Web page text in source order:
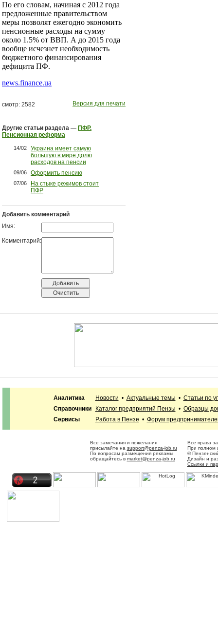
По его словам, начиная с 2012 года
предложенные правительством
меры позволят ежегодно экономить
пенсионные расходы на сумму
около 1.5% от ВВП. А до 2015 года
вообще исчезнет необходимость
бюджетного финансирования
дефицита ПФ.
news.finance.ua
смотр: 2582 Версия для печати
Другие статьи раздела — ПФР.
Пенсионная реформа
14/02
Украина имеет самую
большую в мире долю
расходов на пенсии
09/06 Оформить пенсию
07/06
На стыке режимов стоит
ПФР
Добавить комментарий
Имя:
Комментарий:
Аналитика Новости • Актуальные темы • Статьи по
Справочники
Каталог предприятий Пензы • Образцы
Сервисы
Работа в Пензе • Форум
Все замечания и пожелания
присылайте на support@penza-job.ru
По вопросам размещения рекламы
обращайтесь в market@penza-job.ru
Все права
При полном
©
Дизайн и
Ссылки и